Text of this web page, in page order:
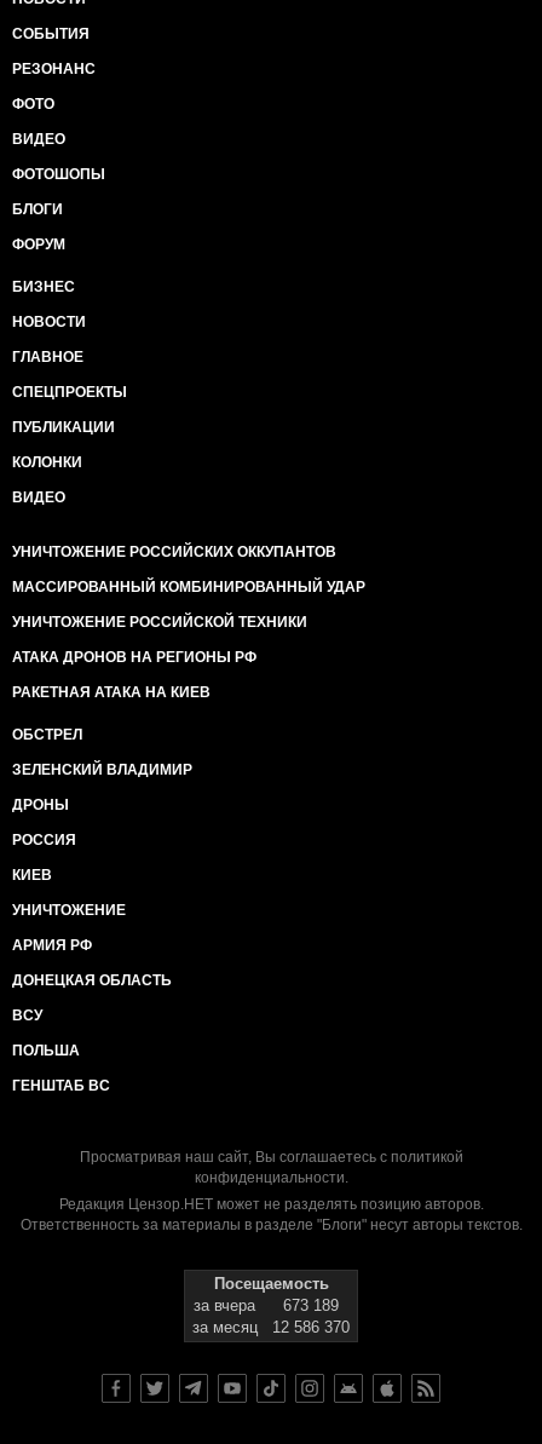
СОБЫТИЯ
РЕЗОНАНС
ФОТО
ВИДЕО
ФОТОШОПЫ
БЛОГИ
ФОРУМ
БИЗНЕС
НОВОСТИ
ГЛАВНОЕ
СПЕЦПРОЕКТЫ
ПУБЛИКАЦИИ
КОЛОНКИ
ВИДЕО
УНИЧТОЖЕНИЕ РОССИЙСКИХ ОККУПАНТОВ
МАССИРОВАННЫЙ КОМБИНИРОВАННЫЙ УДАР
УНИЧТОЖЕНИЕ РОССИЙСКОЙ ТЕХНИКИ
АТАКА ДРОНОВ НА РЕГИОНЫ РФ
РАКЕТНАЯ АТАКА НА КИЕВ
ОБСТРЕЛ
ЗЕЛЕНСКИЙ ВЛАДИМИР
ДРОНЫ
РОССИЯ
КИЕВ
УНИЧТОЖЕНИЕ
АРМИЯ РФ
ДОНЕЦКАЯ ОБЛАСТЬ
ВСУ
ПОЛЬША
ГЕНШТАБ ВС
Просматривая наш сайт, Вы соглашаетесь с политикой
конфиденциальности.
Редакция Цензор.НЕТ может не разделять позицию авторов.
Ответственность за материалы в разделе "Блоги" несут авторы текстов.
Посещаемость
за вчера
673 189
за месяц
12 586 370